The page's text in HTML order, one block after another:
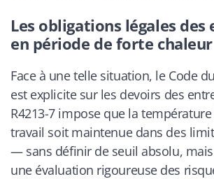
Les obligations légales des
en période de forte chaleur
Face à une telle situation, le Code
est explicite sur les devoirs des
R4213-7 impose que la
travail soit maintenue dans des
— sans définir de seuil absolu,
une évaluation rigoureuse des